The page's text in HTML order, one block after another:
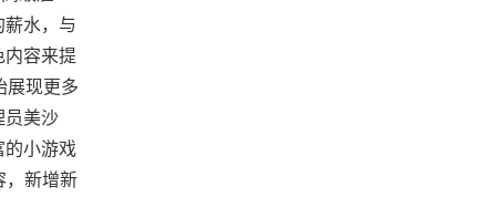
水，与
容来提
展现更多
员美沙
的小游戏
，新增新